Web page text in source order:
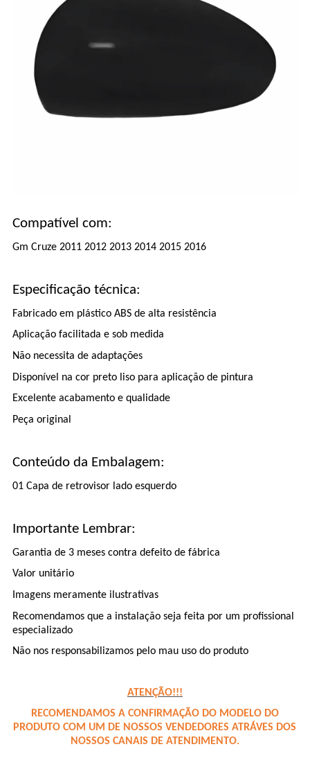
Compatível com:
Gm Cruze 2011 2012 2013 2014 2015 2016
Especificação técnica:
Fabricado em plástico ABS de alta resistência
Aplicação facilitada e sob medida
Não necessita de adaptações
Disponível na cor preto liso para aplicação de pintura
Excelente acabamento e qualidade
Peça original
Conteúdo da Embalagem:
01 Capa de retrovisor lado esquerdo
Importante Lembrar:
Garantia de 3 meses contra defeito de fábrica
Valor unitário
Imagens meramente ilustrativas
Recomendamos que a instalação seja feita por um profissional
especializado
Não nos responsabilizamos pelo mau uso do produto
ATENÇÃO!!!
RECOMENDAMOS A CONFIRMAÇÃO DO MODELO DO
PRODUTO COM UM DE NOSSOS VENDEDORES ATRÁVES DOS
NOSSOS CANAIS DE ATENDIMENTO.